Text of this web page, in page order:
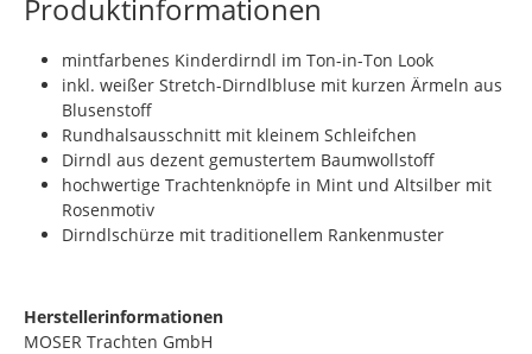
Produktinformationen
mintfarbenes Kinderdirndl im Ton-in-Ton Look
inkl. weißer Stretch-Dirndlbluse mit kurzen Ärmeln aus
Blusenstoff
Rundhalsausschnitt mit kleinem Schleifchen
Dirndl aus dezent gemustertem Baumwollstoff
hochwertige Trachtenknöpfe in Mint und Altsilber mit
Rosenmotiv
Dirndlschürze mit traditionellem Rankenmuster
Herstellerinformationen
MOSER Trachten GmbH